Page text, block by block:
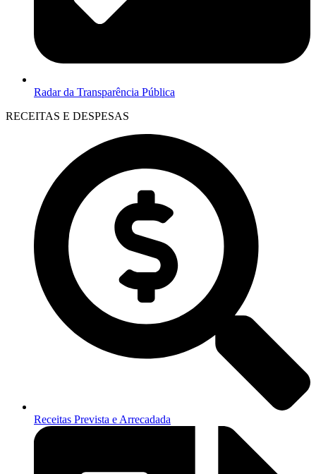
Radar da Transparência Pública
RECEITAS E DESPESAS
Receitas Prevista e Arrecadada